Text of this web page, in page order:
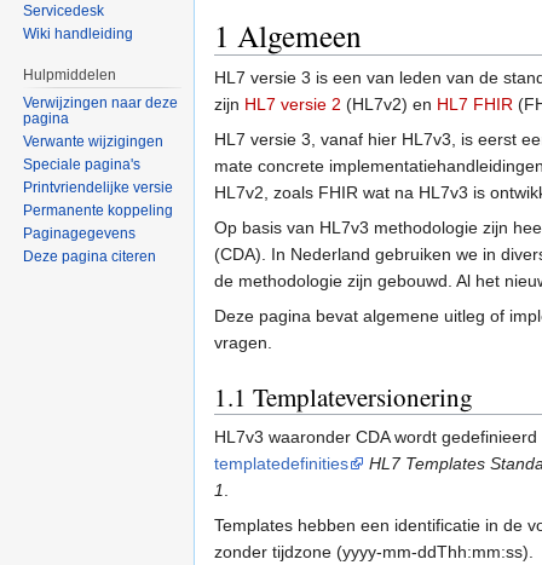
1 Algemeen
HL7 versie 3 is een van leden van de
zijn HL7 versie 2 (HL7v2) en HL7 FHIR
HL7 versie 3, vanaf hier HL7v3, is eerst
mate concrete
HL7v2, zoals FHIR wat na HL7v3 is
Op basis van HL7v3 methodologie zijn
(CDA). In Nederland gebruiken we in
de methodologie zijn gebouwd. Al het
Deze pagina bevat algemene uitleg of
vragen.
1.1 Templateversionering
HL7v3 waaronder CDA wordt
templatedefinities
HL7 Templates
1
Templates hebben een identificatie in de
zonder tijdzone (yyyy-mm-ddThh:mm:ss).
Servicedesk
Wiki handleiding
Hulpmiddelen
Verwijzingen naar deze
pagina
Verwante wijzigingen
Speciale pagina's
Printvriendelijke versie
Permanente koppeling
Paginagegevens
Deze pagina citeren